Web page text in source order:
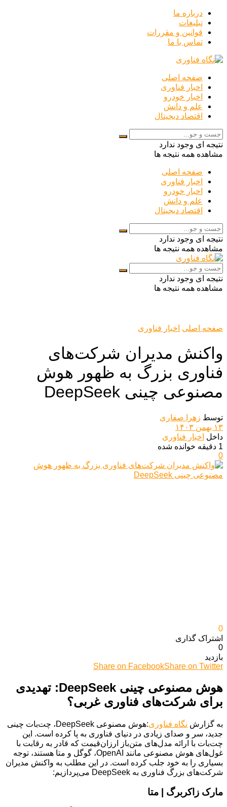
درباره ما
تبلیغات
قوانین و مقررات
تماس با ما
صفحه اصلی
اخبار فناوری
اخبار خودرو
علم و دانش
اقتصاد دیجیتال
نتیجه ای وجود ندارد
مشاهده همه نتیجه ها
صفحه اصلی
اخبار فناوری
اخبار خودرو
علم و دانش
اقتصاد دیجیتال
نتیجه ای وجود ندارد
مشاهده همه نتیجه ها
نتیجه ای وجود ندارد
مشاهده همه نتیجه ها
صفحه اصلی اخبار فناوری
واکنش مدیران شرکت‌های
فناوری بزرگ به ظهور هوش
مصنوعی چینی DeepSeek
توسط زهرا صفاری
۱۳ بهمن ۱۴۰۳
داخل اخبار فناوری
1 دقیقه خوانده شده
0
0
اشتراک گذاری‌
0
بازدید
Share on FacebookShare on Twitter
هوش مصنوعی چینی DeepSeek: تهدیدی
برای شرکت‌های فناوری غربی؟
به گزارش نگاه فناوری
:هوش مصنوعی DeepSeek، چت‌بات چینی
جدید، سر و صدای زیادی در دنیای فناوری به پا کرده است. این
چت‌بات با ارائه مدل‌های متن‌باز ارزان‌قیمت که قادر به رقابت با
غول‌های هوش مصنوعی مانند OpenAI، گوگل و متا هستند، توجه
بسیاری را به خود جلب کرده است. در این مطلب به واکنش مدیران
شرکت‌های بزرگ فناوری به DeepSeek می‌پردازیم:
مارک زاکربرگ | متا